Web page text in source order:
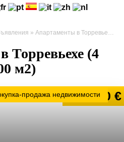
» Апартаменты в Торревьехе (4 комнаты, 123.00 м2)
Торревьехе (4
м2)
159 000 €
продажа недвижимости